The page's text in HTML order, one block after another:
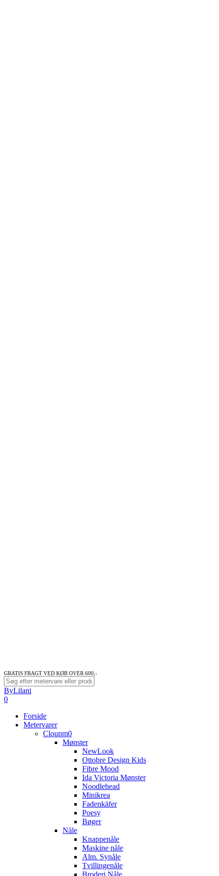
GRATIS FRAGT VED KØB OVER 600,-
Close
Search
ByLilani
search
account
0
Forside
Metervarer
Clounm0
Mønster
NewLook
Ottobre Design Kids
Fibre Mood
Ida Victoria Mønster
Noodlehead
Minikrea
Fadenkäfer
Poesy
Bøger
Nåle
Knappenåle
Maskine nåle
Alm. Synåle
Tvillingenåle
Broderi Nåle